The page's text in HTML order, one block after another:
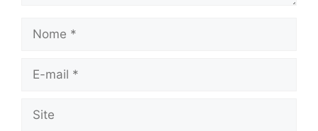
Nome
Site